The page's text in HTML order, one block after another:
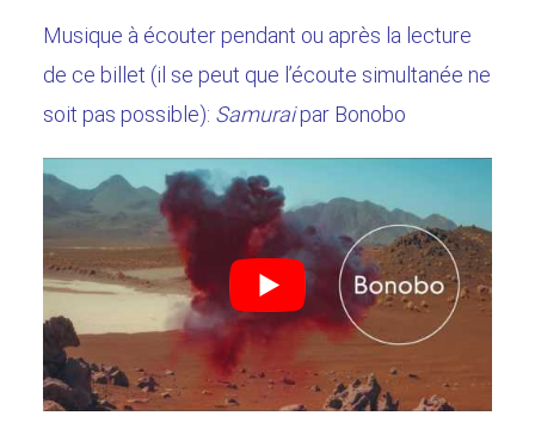
Musique à écouter pendant ou après la lecture
de ce billet (il se peut que l’écoute simultanée ne
soit pas possible): Samuraipar Bonobo